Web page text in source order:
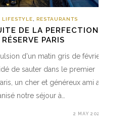
LIFESTYLE, RESTAURANTS
DE LA PERFECTION –
PARIS
d'un matin gris de février,
de sauter dans le premier
un cher et généreux ami a
notre séjour à…
2 MAY 2020